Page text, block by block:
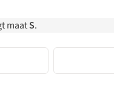
maatS.